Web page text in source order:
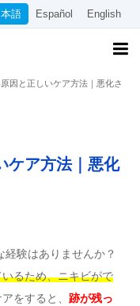
本語 Español English
因と正しいケア方法｜悪化さ
ケア方法｜悪化
経験はありませんか？
るため、ニキビがで
をすると、 跡が残っ